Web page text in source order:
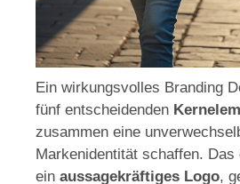
Ein wirkungsvolles Branding
fünf entscheidenden
zusammen eine
Markenidentität schaffen.
ein aussagekräftiges Logo,